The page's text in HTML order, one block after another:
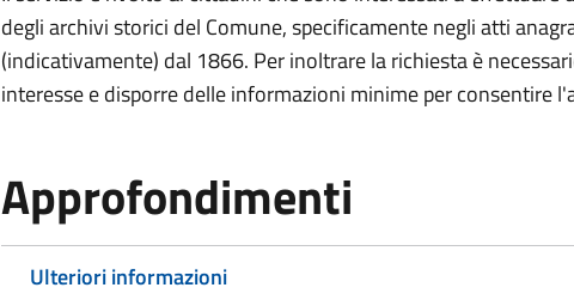
degli archivi storici del Comune, specificamente negli atti
(indicativamente) dal 1866. Per inoltrare la richiesta è
interesse e disporre delle informazioni minime per consentire
Approfondimenti
Ulteriori informazioni